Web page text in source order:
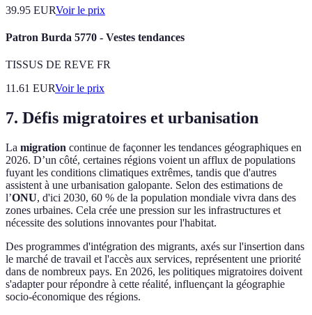
39.95 EURVoir le prix
Patron Burda 5770 - Vestes tendances
TISSUS DE REVE FR
11.61 EURVoir le prix
7. Défis migratoires et urbanisation
La migration continue de façonner les tendances géographiques en
2026. D’un côté, certaines régions voient un afflux de populations
fuyant les conditions climatiques extrêmes, tandis que d'autres
assistent à une urbanisation galopante. Selon des estimations de
l’ONU, d'ici 2030, 60 % de la population mondiale vivra dans des
zones urbaines. Cela crée une pression sur les infrastructures et
nécessite des solutions innovantes pour l'habitat.
Des programmes d'intégration des migrants, axés sur l'insertion dans
le marché de travail et l'accès aux services, représentent une priorité
dans de nombreux pays. En 2026, les politiques migratoires doivent
s'adapter pour répondre à cette réalité, influençant la géographie
socio-économique des régions.